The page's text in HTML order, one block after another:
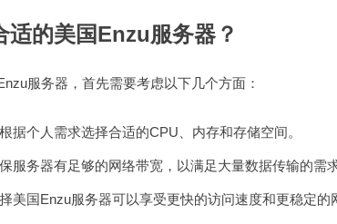
适的美国Enzu服务器？
服务器，首先需要考虑以下几个方面：
据个人需求选择合适的CPU、内存和存储空间。
服务器有足够的网络带宽，以满足大量数据传输的需求
美国Enzu服务器可以享受更快的访问速度和更稳定的